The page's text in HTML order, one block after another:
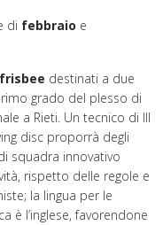
di febbraio e
destinati a due
grado del plesso di
a Rieti. Un tecnico di III
disc proporrà degli
squadra innovativo
rispetto delle regole e
la lingua per le
è l’inglese, favorendone